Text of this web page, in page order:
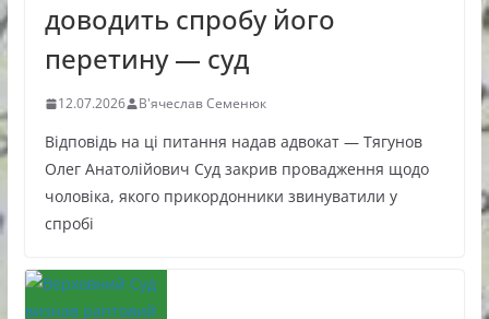
доводить спробу його
перетину — суд
12.07.2026 В'ячеслав Семенюк
Відповідь на ці питання надав адвокат — Тягунов
Олег Анатолійович Суд закрив провадження щодо
чоловіка, якого прикордонники звинуватили у
спробі